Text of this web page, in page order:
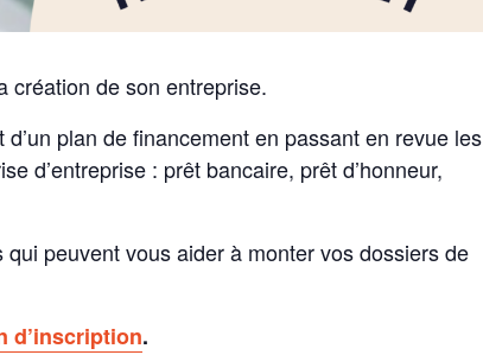
création de son entreprise.
plan de financement en passant en revue les
d’entreprise : prêt bancaire, prêt d’honneur,
peuvent vous aider à monter vos dossiers de
d’inscription.